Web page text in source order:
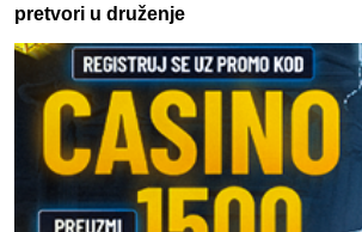
pretvori u druženje